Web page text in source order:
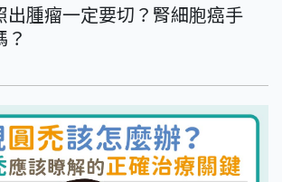
出腫瘤一定要切？腎細胞癌手